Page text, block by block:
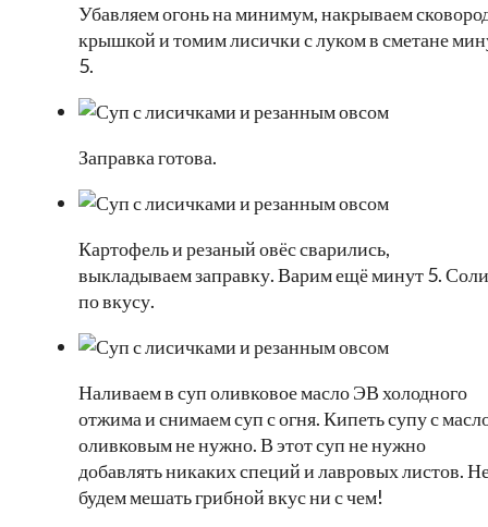
Убавляем огонь на минимум, накрываем
крышкой и томим лисички с луком в сметане
5.
Заправка готова.
Картофель и резаный овёс сварились,
выкладываем заправку. Варим ещё минут 5.
по вкусу.
Наливаем в суп оливковое масло ЭВ холодного
отжима и снимаем суп с огня. Кипеть супу с
оливковым не нужно. В этот суп не нужно
добавлять никаких специй и лавровых листов.
будем мешать грибной вкус ни с чем!